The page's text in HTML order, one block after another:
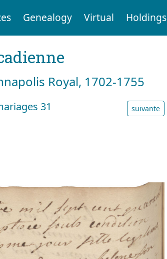
Genealogy Virtual Holdings
Royal, 1702-1755
31
suivante